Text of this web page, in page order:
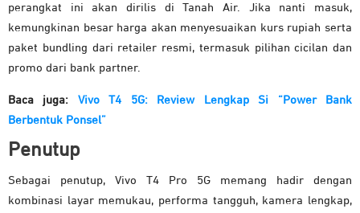
perangkat ini akan dirilis di Tanah Air. Jika nanti masuk,
kemungkinan besar harga akan menyesuaikan kurs rupiah serta
paket bundling dari retailer resmi, termasuk pilihan cicilan dan
promo dari bank partner.
Baca juga: Vivo T4 5G: Review Lengkap Si “Power Bank
Berbentuk Ponsel”
Penutup
Sebagai penutup, Vivo T4 Pro 5G memang hadir dengan
kombinasi layar memukau, performa tangguh, kamera lengkap,